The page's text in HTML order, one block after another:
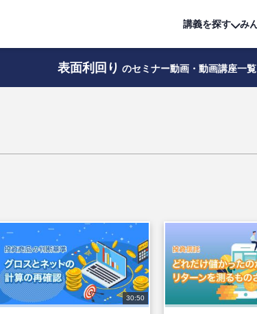
講義を探す み
表面利回り のセミナー動画・動画講座一覧
30:50